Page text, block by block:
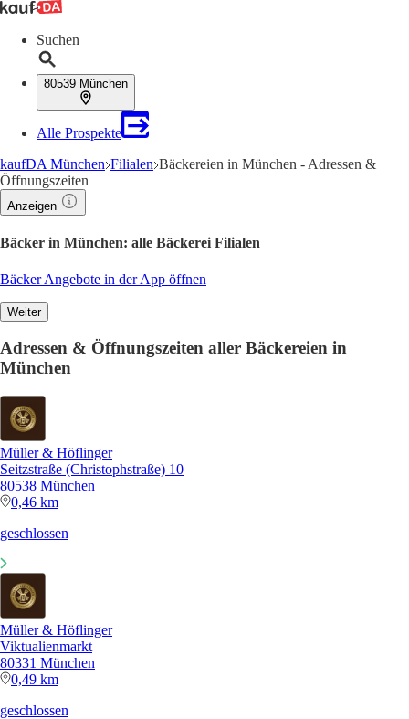
Suchen
80539 München
Alle Prospekte
kaufDA München Filialen Bäckereien in München - Adressen &
Öffnungszeiten
Anzeigen
Bäcker in München: alle Bäckerei Filialen
Bäcker Angebote in der App öffnen
Weiter
Adressen & Öffnungszeiten aller Bäckereien in
München
Müller & Höflinger
Seitzstraße (Christophstraße) 10
80538 München
0,46 km
geschlossen
Müller & Höflinger
Viktualienmarkt
80331 München
0,49 km
geschlossen